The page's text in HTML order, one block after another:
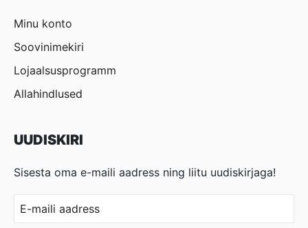
Minu konto
Soovinimekiri
Lojaalsusprogramm
Allahindlused
UUDISKIRI
Sisesta oma e-maili aadress ning liitu uudiskirjaga!